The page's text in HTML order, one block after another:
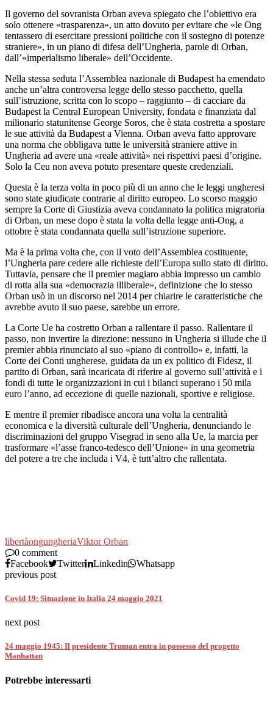
Il governo del sovranista Orban aveva spiegato che l’obiettivo era
solo ottenere «trasparenza», un atto dovuto per evitare che «le Ong
tentassero di esercitare pressioni politiche con il sostegno di potenze
straniere», in un piano di difesa dell’Ungheria, parole di Orban,
dall’«imperialismo liberale» dell’Occidente.
Nella stessa seduta l’Assemblea nazionale di Budapest ha emendato
anche un’altra controversa legge dello stesso pacchetto, quella
sull’istruzione, scritta con lo scopo – raggiunto – di cacciare da
Budapest la Central European University, fondata e finanziata dal
milionario statunitense George Soros, che è stata costretta a spostare
le sue attività da Budapest a Vienna. Orban aveva fatto approvare
una norma che obbligava tutte le università straniere attive in
Ungheria ad avere una «reale attività» nei rispettivi paesi d’origine.
Solo la Ceu non aveva potuto presentare queste credenziali.
Questa è la terza volta in poco più di un anno che le leggi ungheresi
sono state giudicate contrarie al diritto europeo. Lo scorso maggio
sempre la Corte di Giustizia aveva condannato la politica migratoria
di Orban, un mese dopo è stata la volta della legge anti-Ong, a
ottobre è stata condannata quella sull’istruzione superiore.
Ma è la prima volta che, con il voto dell’Assemblea costituente,
l’Ungheria pare cedere alle richieste dell’Europa sullo stato di diritto.
Tuttavia, pensare che il premier magiaro abbia impresso un cambio
di rotta alla sua «democrazia illiberale», definizione che lo stesso
Orban usò in un discorso nel 2014 per chiarire le caratteristiche che
avrebbe avuto il suo paese, sarebbe un errore.
La Corte Ue ha costretto Orban a rallentare il passo. Rallentare il
passo, non invertire la direzione: nessuno in Ungheria si illude che il
premier abbia rinunciato al suo «piano di controllo» e, infatti, la
Corte dei Conti ungherese, guidata da un ex politico di Fidesz, il
partito di Orban, sarà incaricata di riferire al governo sull’attività e i
fondi di tutte le organizzazioni in cui i bilanci superano i 50 mila
euro l’anno, ad eccezione di quelle nazionali, sportive e religiose.
E mentre il premier ribadisce ancora una volta la centralità
economica e la diversità culturale dell’Ungheria, denunciando le
discriminazioni del gruppo Visegrad in seno alla Ue, la marcia per
trasformare «l’asse franco-tedesco dell’Unione» in una geometria
del potere a tre che includa i V4, è tutt’altro che rallentata.
libertàongungheriaViktor Orban
0 comment
Facebook
Twitter Linkedin
Whatsapp
previous post
Covid 19: Situazione in Italia 24 maggio 2021
next post
24 maggio 1945: Il presidente Truman entra in possesso del progetto
Manhattan
Potrebbe interessarti